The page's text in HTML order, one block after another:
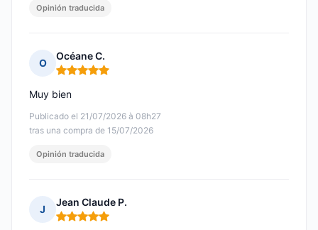
Opinión traducida
O
Océane C.
Nota: 5 de 5
Publicado el 21/07/2026 à 08h27
tras una compra de 15/07/2026
Muy bien
Opinión traducida
J
Jean Claude P.
Nota: 5 de 5